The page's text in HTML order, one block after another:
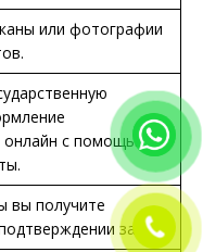
или фотографии
онлайн с помощью
вы получите
заявки.